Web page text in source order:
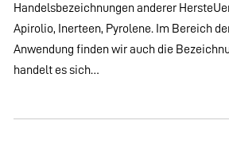
Handelsbezeichnungen anderer
Apirolio, Inerteen, Pyrolene. Im Bereich
Anwendung finden wir auch die
handelt es sich…